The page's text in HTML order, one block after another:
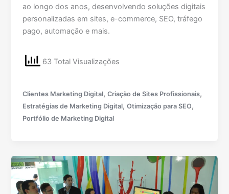
ao longo dos anos, desenvolvendo soluções digitais
personalizadas em sites, e-commerce, SEO, tráfego
pago, automação e mais.
63 Total Visualizações
Clientes Marketing Digital,Criação de Sites Profissionais,
Estratégias de Marketing Digital,Otimização para SEO,
Portfólio de Marketing Digital